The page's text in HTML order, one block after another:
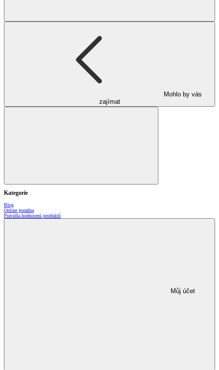
Mohlo by vás
zajímat
Kategorie
Blog
Online poradna
Pravidla hodnocení produktů
Můj účet